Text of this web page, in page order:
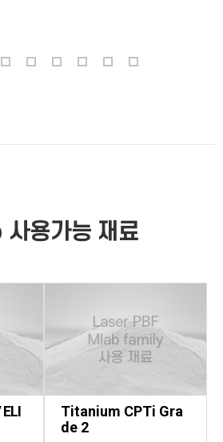
사용가능 재료
Titanium CPTi Gra
de 2